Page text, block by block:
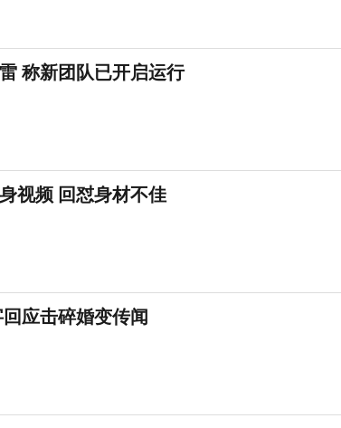
称新团队已开启运行
视频 回怼身材不佳
应击碎婚变传闻